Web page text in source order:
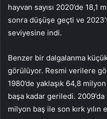
hayvan sayısı 2020’de 18,1
sonra düşüşe geçti ve
seviyesine indi.
Benzer bir dalgalanma
görülüyor. Resmi verilere
1980’de yaklaşık 64,8
başa kadar geriledi.
milyon baş ile son kırk